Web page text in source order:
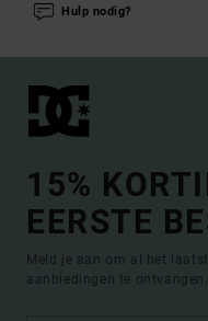
Hulp nodig?
15%
EERSTE
Meld je aan om al het
aanbiedingen te ontvangen.